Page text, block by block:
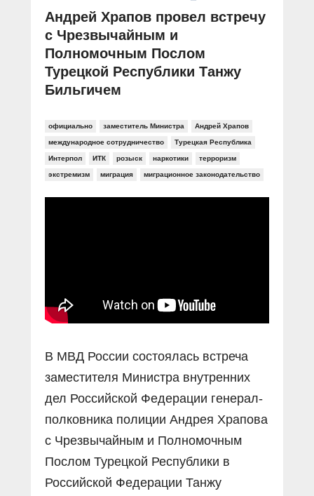
Андрей Храпов провел встречу
с Чрезвычайным и
Полномочным Послом
Турецкой Республики Танжу
Бильгичем
официально заместитель Министра Андрей Храпов
международное сотрудничество Турецкая Республика
Интерпол ИТК розыск наркотики терроризм
экстремизм миграция миграционное законодательство
В МВД России состоялась встреча
заместителя Министра внутренних
дел Российской Федерации генерал-
полковника полиции Андрея Храпова
с Чрезвычайным и Полномочным
Послом Турецкой Республики в
Российской Федерации Танжу